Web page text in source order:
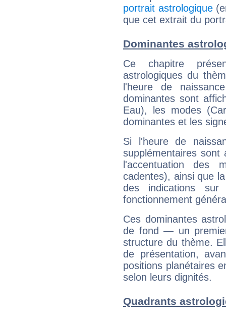
portrait astrologique
que cet extrait du
Dominantes
Ce chapitre
astrologiques du
l'heure de
dominantes sont
Eau), les modes
dominantes et les
Si l'heure de
supplémentaires sont
l'accentuation des
cadentes), ainsi que
des indications sur
fonctionnement
Ces dominantes
de fond — un
structure du thème.
de présentation,
positions planétaires
selon leurs dignités.
Quadrants